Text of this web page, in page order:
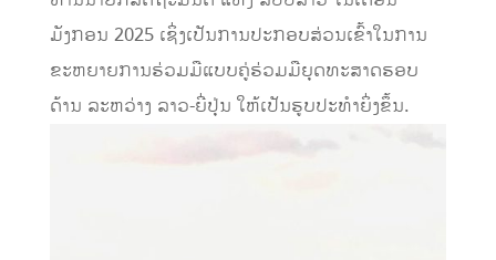
ມັງກອນ 2025 ເຊິ່ງເປັນການປະກອບສ່ວນເຂົ້າໃນການ
ຂະຫຍາຍການຮ່ວມມືແບບຄູ່ຮ່ວມມືຍຸດທະສາດຮອບ
ດ້ານ ລະຫວ່າງ ລາວ-ຍີ່ປຸ່ນ ໃຫ້ເປັນຮູບປະທຳຍິ່ງຂຶ້ນ.